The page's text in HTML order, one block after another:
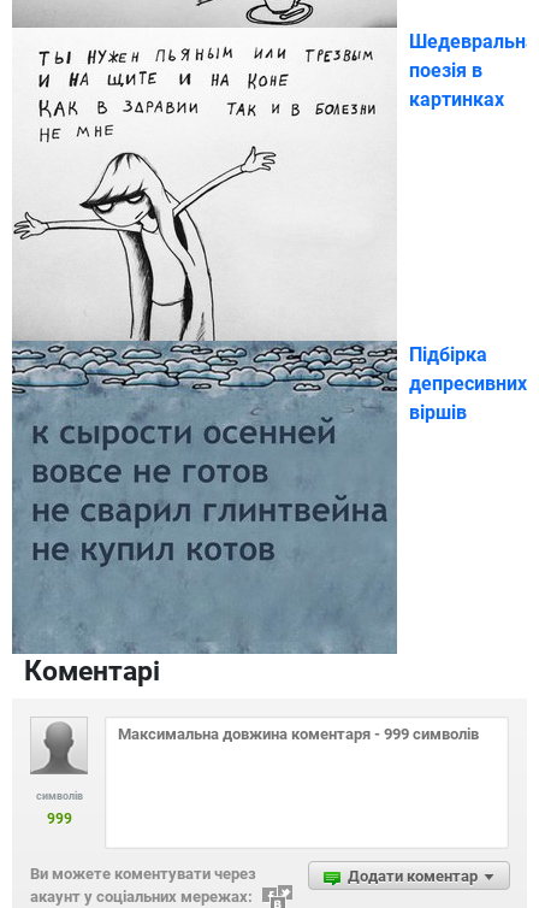
Шедевральна
поезія в
картинках
Підбірка
депресивних
віршів
Коментарі
символів
999
Додати коментар
Ви можете коментувати через
акаунт у соціальних мережах: